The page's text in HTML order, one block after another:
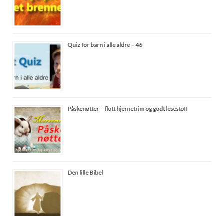
Quiz for barn i alle aldre – 46
Påskenøtter – flott hjernetrim og godt lesestoff
Den lille Bibel